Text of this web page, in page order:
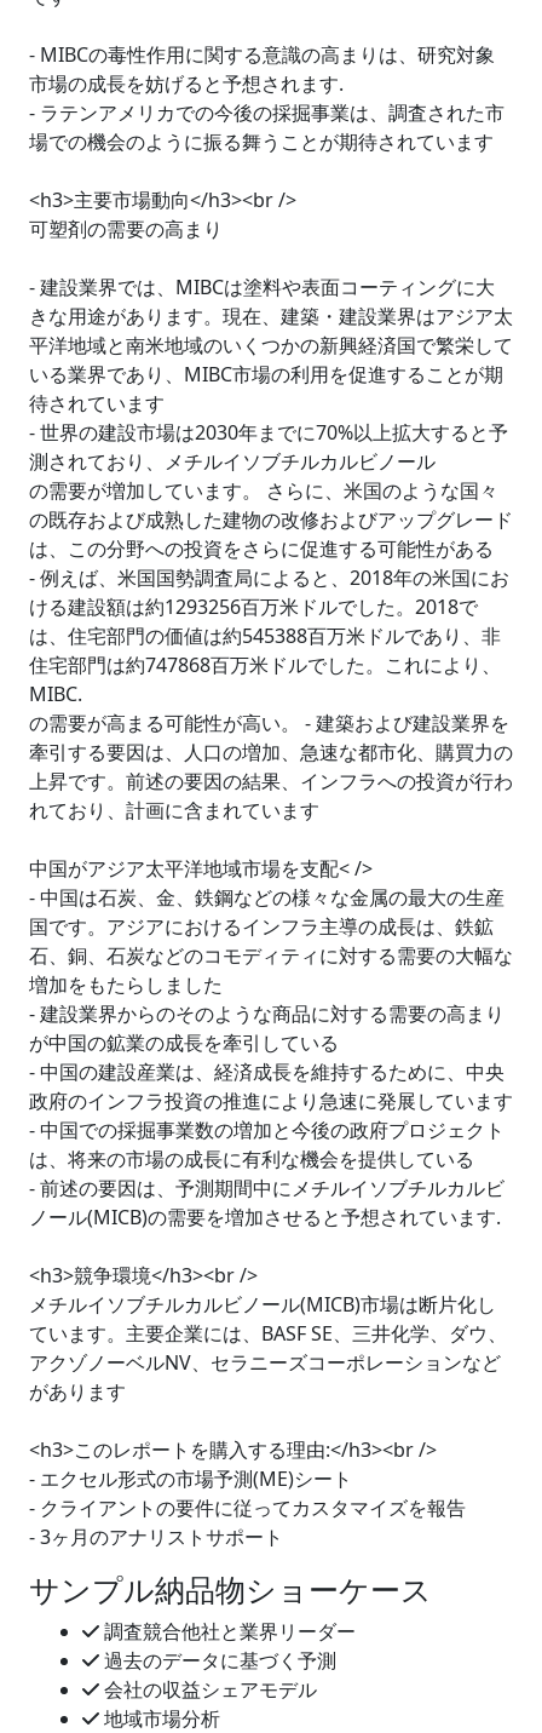
- MIBCの毒性作用に関する意識の高まりは、研究対象
市場の成長を妨げると予想されます.
- ラテンアメリカでの今後の採掘事業は、調査された市
場での機会のように振る舞うことが期待されています
<h3>主要市場動向</h3><br />
可塑剤の需要の高まり
- 建設業界では、MIBCは塗料や表面コーティングに大
きな用途があります。現在、建築・建設業界はアジア太
平洋地域と南米地域のいくつかの新興経済国で繁栄して
いる業界であり、MIBC市場の利用を促進することが期
待されています
- 世界の建設市場は2030年までに70%以上拡大すると予
測されており、メチルイソブチルカルビノール
の需要が増加しています。 さらに、米国のような国々
の既存および成熟した建物の改修およびアップグレード
は、この分野への投資をさらに促進する可能性がある
- 例えば、米国国勢調査局によると、2018年の米国にお
ける建設額は約1293256百万米ドルでした。2018で
は、住宅部門の価値は約545388百万米ドルであり、非
住宅部門は約747868百万米ドルでした。これにより、
MIBC.
の需要が高まる可能性が高い。 - 建築および建設業界を
牽引する要因は、人口の増加、急速な都市化、購買力の
上昇です。前述の要因の結果、インフラへの投資が行わ
れており、計画に含まれています
中国がアジア太平洋地域市場を支配< />
- 中国は石炭、金、鉄鋼などの様々な金属の最大の生産
国です。アジアにおけるインフラ主導の成長は、鉄鉱
石、銅、石炭などのコモディティに対する需要の大幅な
増加をもたらしました
- 建設業界からのそのような商品に対する需要の高まり
が中国の鉱業の成長を牽引している
- 中国の建設産業は、経済成長を維持するために、中央
政府のインフラ投資の推進により急速に発展しています
- 中国での採掘事業数の増加と今後の政府プロジェクト
は、将来の市場の成長に有利な機会を提供している
- 前述の要因は、予測期間中にメチルイソブチルカルビ
ノール(MICB)の需要を増加させると予想されています.
<h3>競争環境</h3><br />
メチルイソブチルカルビノール(MICB)市場は断片化し
ています。主要企業には、BASF SE、三井化学、ダウ、
アクゾノーベルNV、セラニーズコーポレーションなど
があります
<h3>このレポートを購入する理由:</h3><br />
- エクセル形式の市場予測(ME)シート
- クライアントの要件に従ってカスタマイズを報告
- 3ヶ月のアナリストサポート
サンプル納品物ショーケース
調査競合他社と業界リーダー
過去のデータに基づく予測
会社の収益シェアモデル
地域市場分析